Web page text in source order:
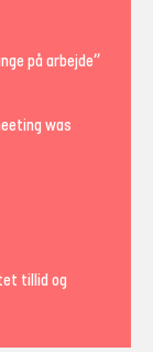
på arbejde”
was
tillid og